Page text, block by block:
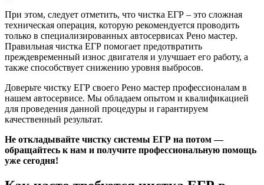
При этом, следует отметить, что чистка ЕГР – это сложная
техническая операция, которую рекомендуется проводить
только в специализированных автосервисах Рено мастер.
Правильная чистка ЕГР помогает предотвратить
преждевременный износ двигателя и улучшает его работу, а
также способствует снижению уровня выбросов.
Доверьте чистку ЕГР своего Рено мастер профессионалам в
нашем автосервисе. Мы обладаем опытом и квалификацией
для проведения данной процедуры и гарантируем
качественный результат.
Не откладывайте чистку системы ЕГР на потом —
обращайтесь к нам и получите профессиональную помощь
уже сегодня!